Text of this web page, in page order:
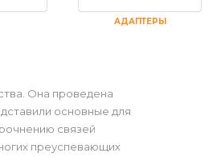
АДАПТЕРЫ
Она проведена
основные для
связей
преуспевающих